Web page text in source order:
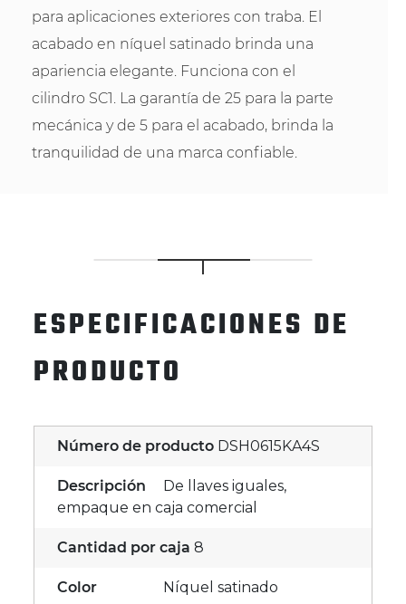
para aplicaciones exteriores con traba. El
acabado en níquel satinado brinda una
apariencia elegante. Funciona con el
cilindro SC1. La garantía de 25 para la parte
mecánica y de 5 para el acabado, brinda la
tranquilidad de una marca confiable.
ESPECIFICACIONES DE
PRODUCTO
Número de producto DSH0615KA4S
Descripción
De llaves iguales,
empaque en caja comercial
Cantidad por caja 8
Color Níquel satinado